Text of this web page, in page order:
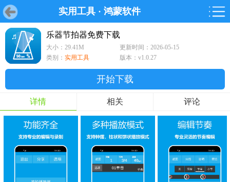
实用工具 · 鸿蒙软件
首页 游戏 软件
首页 游戏 软件 鸿蒙
游戏
鸿蒙
软件
专题
乐器节拍器免费下载
大小：29.41M
更新时间：2026-05-15
类别： 实用工具 版本：v1.0.27
开始下载
详情 相关 评论